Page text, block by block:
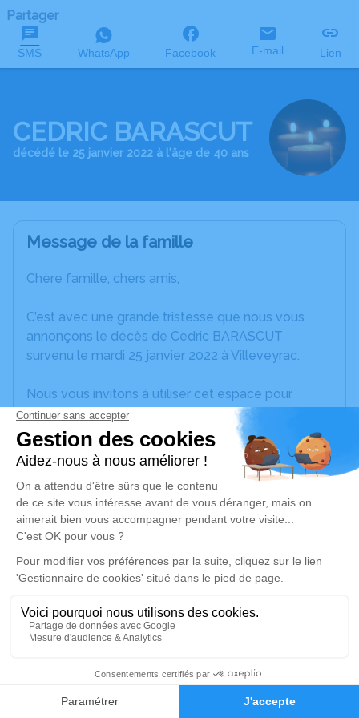
Faire-part Hommages
Partager
SMS WhatsApp Facebook E-mail Lien
CEDRIC BARASCUT
décédé le 25 janvier 2022 à l'âge de 40 ans
Message de la famille
Chère famille, chers amis,
C’est avec une grande tristesse que nous vous
annonçons le décès de Cedric BARASCUT
survenu le mardi 25 janvier 2022 à Villeveyrac.
Nous vous invitons à utiliser cet espace pour
laisser vos condoléances, partager des photos
souvenirs, une anecdote ou exprimer vos pensées
à travers des poèmes ou des textes. Cet endroit
est un lieu d'expression dédié à honorer la
mémoire de Cedric BARASCUT.
Cérémonie civile
lundi 31 janvier 2022 à 10h30
Crématorium de Sète
81 Boulevard Camille Blanc
Je rends hommage